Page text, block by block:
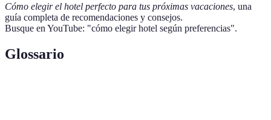
Cómo elegir el hotel perfecto para tus próximas vacaciones, una
guía completa de recomendaciones y consejos.
Busque en YouTube: "cómo elegir hotel según preferencias".
Glossario